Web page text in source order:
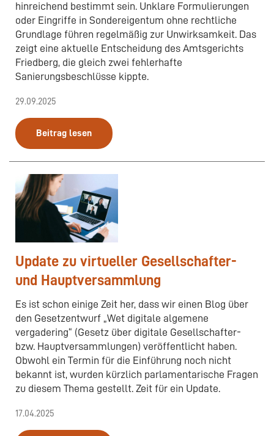
hinreichend bestimmt sein. Unklare Formulierungen
oder Eingriffe in Sondereigentum ohne rechtliche
Grundlage führen regelmäßig zur Unwirksamkeit. Das
zeigt eine aktuelle Entscheidung des Amtsgerichts
Friedberg, die gleich zwei fehlerhafte
Sanierungsbeschlüsse kippte.
29.09.2025
Beitrag lesen
Update zu virtueller Gesellschafter-
und Hauptversammlung
Es ist schon einige Zeit her, dass wir einen Blog über
den Gesetzentwurf „Wet digitale algemene
vergadering“ (Gesetz über digitale Gesellschafter-
bzw. Hauptversammlungen) veröffentlicht haben.
Obwohl ein Termin für die Einführung noch nicht
bekannt ist, wurden kürzlich parlamentarische Fragen
zu diesem Thema gestellt. Zeit für ein Update.
17.04.2025